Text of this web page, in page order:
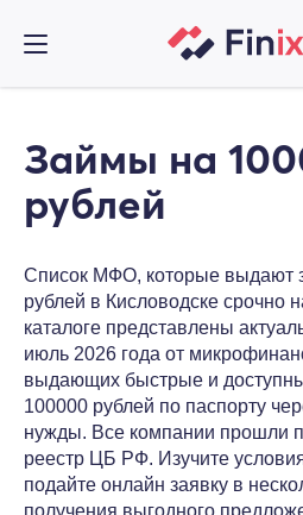
Займы на
рублей
Список МФО, которые выдают
рублей в Кисловодске срочно
каталоге представлены
июль 2026 года от
выдающих быстрые и
100000 рублей по паспорту
нужды. Все компании прошли
реестр ЦБ РФ. Изучите
подайте онлайн заявку в
получения выгодного